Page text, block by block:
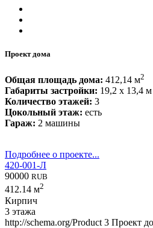
Проект дома
Общая площадь дома: 412,14 м2
Габариты застройки: 19,2 x 13,4 м
Количество этажей: 3
Цокольный этаж: есть
Гараж: 2 машины
Подробнее о проекте...
420-001-Л
90000 RUB
412.14 м2
Кирпич
3 этажа
http://schema.org/Product 3 Проект